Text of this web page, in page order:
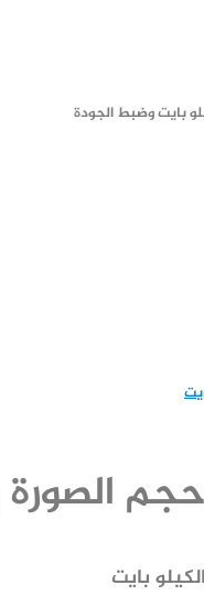
بايت وضبط الجودة
الصورة
بايت